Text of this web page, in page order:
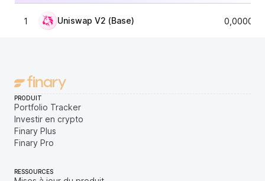
1 Uniswap V2 (Base)
PRODUIT
Portfolio Tracker
Investir en crypto
Finary Plus
Finary Pro
RESSOURCES